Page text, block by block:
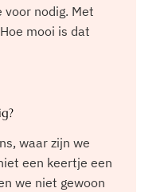
voor nodig. Met
mooi is dat
waar zijn we
een keertje een
we niet gewoon